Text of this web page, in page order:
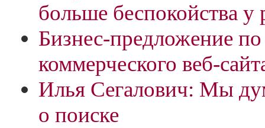
больше беспокойства у
Бизнес-предложение
коммерческого веб-
Илья Сегалович: Мы
о поиске